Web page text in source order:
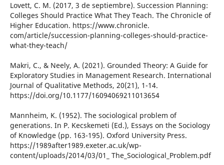
Lovett, C. M. (2017, 3 de septiembre). Succession Planning:
Colleges Should Practice What They Teach. The Chronicle of
Higher Education. https://www.chronicle.
com/article/succession-planning-colleges-should-practice-
what-they-teach/
Makri, C., & Neely, A. (2021). Grounded Theory: A Guide for
Exploratory Studies in Management Research. International
Journal of Qualitative Methods, 20(21), 1-14.
https://doi.org/10.1177/16094069211013654
Mannheim, K. (1952). The sociological problem of
generations. In P. Kecskemeti (Ed.), Essays on the Sociology
of Knowledge (pp. 163-195). Oxford University Press.
https://1989after1989.exeter.ac.uk/wp-
content/uploads/2014/03/01_ The_Sociological_Problem.pdf